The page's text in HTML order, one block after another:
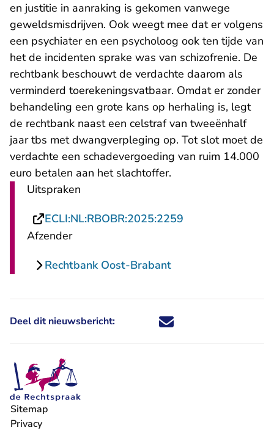
en justitie in aanraking is gekomen vanwege
geweldsmisdrijven. Ook weegt mee dat er volgens
een psychiater en een psycholoog ook ten tijde van
het de incidenten sprake was van schizofrenie. De
rechtbank beschouwt de verdachte daarom als
verminderd toerekeningsvatbaar. Omdat er zonder
behandeling een grote kans op herhaling is, legt
de rechtbank naast een celstraf van tweeënhalf
jaar tbs met dwangverpleging op. Tot slot moet de
verdachte een schadevergoeding van ruim 14.000
euro betalen aan het slachtoffer.
Uitspraken
ECLI:NL:RBOBR:2025:2259
Afzender
Rechtbank Oost-Brabant
Deel dit nieuwsbericht: Deel dit nieuwsbericht via X -
Deel dit nieuwsbericht via
Deel dit nieuwsbericht
Deel dit
Sitemap
Privacy